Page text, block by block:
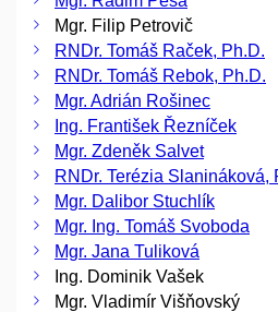
Mgr. Filip Petrovič
RNDr. Tomáš Raček, Ph.D.
RNDr. Tomáš Rebok, Ph.D.
Mgr. Adrián Rošinec
Ing. František Řezníček
Mgr. Zdeněk Salvet
RNDr. Terézia Slanináková,
Mgr. Dalibor Stuchlík
Mgr. Ing. Tomáš Svoboda
Mgr. Jana Tuliková
Ing. Dominik Vašek
Mgr. Vladimír Višňovský